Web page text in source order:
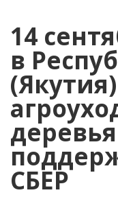
14
в
СБЕР